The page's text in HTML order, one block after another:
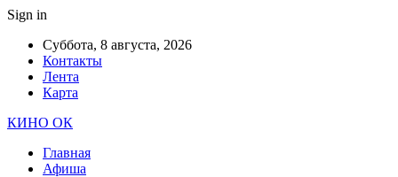
Sign in
Суббота, 8 августа, 2026
Контакты
Лента
Карта
КИНО ОК
Главная
Афиша